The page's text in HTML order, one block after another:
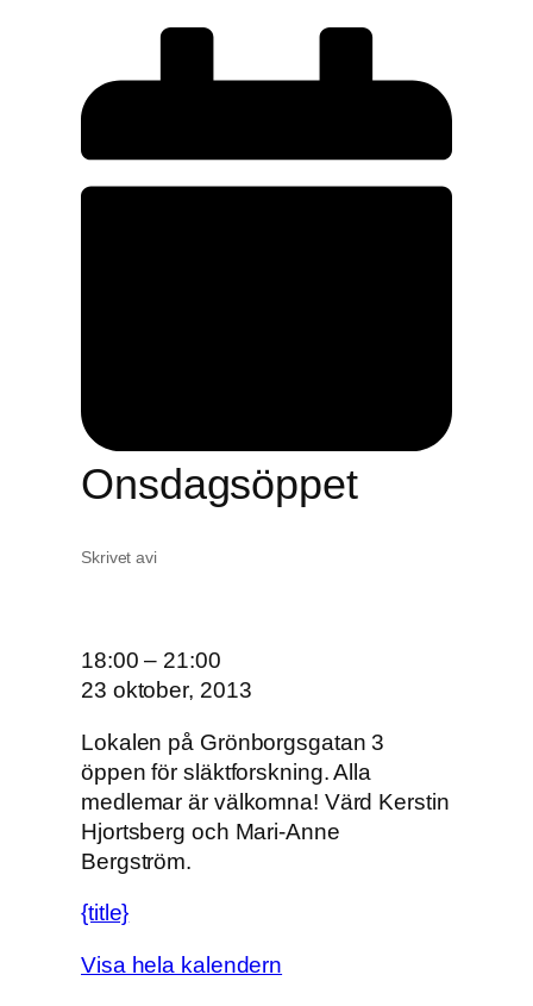
Onsdagsöppet
Skrivet avi
O
n
d
a
g
s
ö
p
e
18:00 – 21:00
23 oktober, 2013
Lokalen på Grönborgsgatan 3
öppen för släktforskning. Alla
medlemar är välkomna! Värd Kerstin
Hjortsberg och Mari-Anne
Bergström.
{title}
Visa hela kalendern